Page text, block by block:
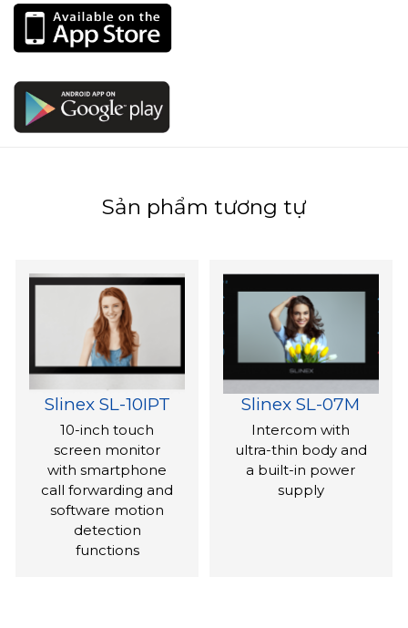
Sản phẩm tương tự
Slinex SL-10IPT
10-inch touch
screen monitor
with smartphone
call forwarding and
software motion
detection
functions
Slinex SL-07M
Intercom with
ultra-thin body and
a built-in power
supply